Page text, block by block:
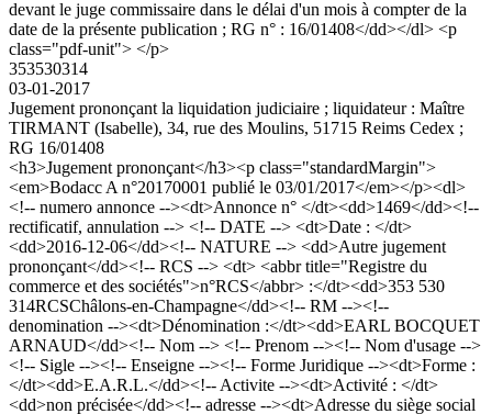
devant le juge commissaire dans le délai d'un mois à compter de la
date de la présente publication ; RG n° : 16/01408</dd></dl> <p
class="pdf-unit"> </p>
353530314
03-01-2017
Jugement prononçant la liquidation judiciaire ; liquidateur : Maître
TIRMANT (Isabelle), 34, rue des Moulins, 51715 Reims Cedex ;
RG 16/01408
<h3>Jugement prononçant</h3><p class="standardMargin">
<em>Bodacc A n°20170001 publié le 03/01/2017</em></p><dl>
<!-- numero annonce --><dt>Annonce n° </dt><dd>1469</dd><!--
rectificatif, annulation --> <!-- DATE --> <dt>Date : </dt>
<dd>2016-12-06</dd><!-- NATURE --> <dd>Autre jugement
prononçant</dd><!-- RCS --> <dt> <abbr title="Registre du
commerce et des sociétés">n°RCS</abbr> :</dt><dd>353 530
314RCSChâlons-en-Champagne</dd><!-- RM --><!--
denomination --><dt>Dénomination :</dt><dd>EARL BOCQUET
ARNAUD</dd><!-- Nom --> <!-- Prenom --><!-- Nom d'usage -->
<!-- Sigle --><!-- Enseigne --><!-- Forme Juridique --><dt>Forme :
</dt><dd>E.A.R.L.</dd><!-- Activite --><dt>Activité : </dt>
<dd>non précisée</dd><!-- adresse --><dt>Adresse du siège social